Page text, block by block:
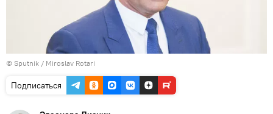
© Sputnik / Miroslav Rotari
Подписаться